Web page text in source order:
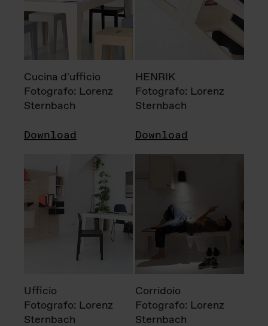
Cucina d'ufficio
Fotografo: Lorenz
Sternbach
Download
HENRIK
Fotografo: Lorenz
Sternbach
Download
Ufficio
Fotografo: Lorenz
Sternbach
Corridoio
Fotografo: Lorenz
Sternbach